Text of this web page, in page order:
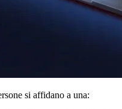
si affidano a una: